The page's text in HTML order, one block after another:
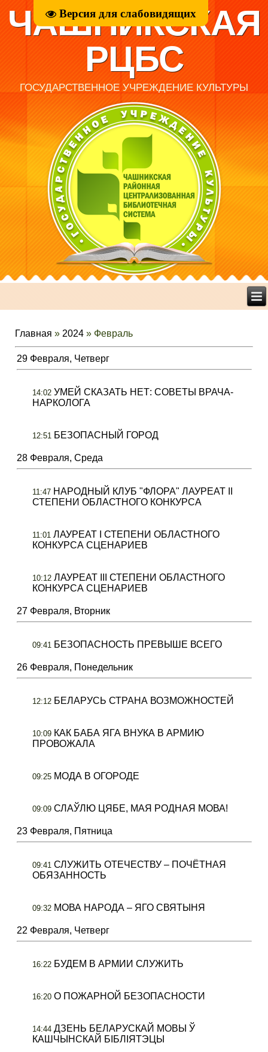
Версия для слабовидящих
ЧАШНИКСКАЯ
РЦБС
ГОСУДАРСТВЕННОЕ УЧРЕЖДЕНИЕ КУЛЬТУРЫ
Главная » 2024 » Февраль
29 Февраля, Четверг
14:02 УМЕЙ СКАЗАТЬ НЕТ: СОВЕТЫ ВРАЧА-
НАРКОЛОГА
12:51 БЕЗОПАСНЫЙ ГОРОД
28 Февраля, Среда
11:47 НАРОДНЫЙ КЛУБ "ФЛОРА" ЛАУРЕАТ II
СТЕПЕНИ ОБЛАСТНОГО КОНКУРСА
11:01 ЛАУРЕАТ I СТЕПЕНИ ОБЛАСТНОГО
КОНКУРСА СЦЕНАРИЕВ
10:12 ЛАУРЕАТ III СТЕПЕНИ ОБЛАСТНОГО
КОНКУРСА СЦЕНАРИЕВ
27 Февраля, Вторник
09:41 БЕЗОПАСНОСТЬ ПРЕВЫШЕ ВСЕГО
26 Февраля, Понедельник
12:12 БЕЛАРУСЬ СТРАНА ВОЗМОЖНОСТЕЙ
10:09 КАК БАБА ЯГА ВНУКА В АРМИЮ
ПРОВОЖАЛА
09:25 МОДА В ОГОРОДЕ
09:09 СЛАЎЛЮ ЦЯБЕ, МАЯ РОДНАЯ МОВА!
23 Февраля, Пятница
09:41 СЛУЖИТЬ ОТЕЧЕСТВУ – ПОЧЁТНАЯ
ОБЯЗАННОСТЬ
09:32 МОВА НАРОДА – ЯГО СВЯТЫНЯ
22 Февраля, Четверг
16:22 БУДЕМ В АРМИИ СЛУЖИТЬ
16:20 О ПОЖАРНОЙ БЕЗОПАСНОСТИ
14:44 ДЗЕНЬ БЕЛАРУСКАЙ МОВЫ Ў
КАШЧЫНСКАЙ БІБЛІЯТЭЦЫ